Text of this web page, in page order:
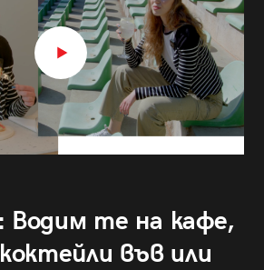
Водим те на кафе,
във или